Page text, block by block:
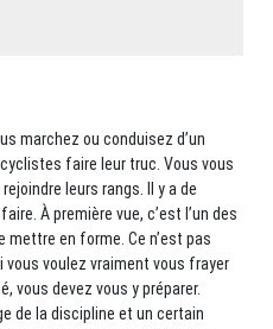
marchez ou conduisez d’un
faire leur truc. Vous vous
leurs rangs. Il y a de
À première vue, c’est l’un des
en forme. Ce n’est pas
voulez vraiment vous frayer
vous devez vous y préparer.
de la discipline et un certain